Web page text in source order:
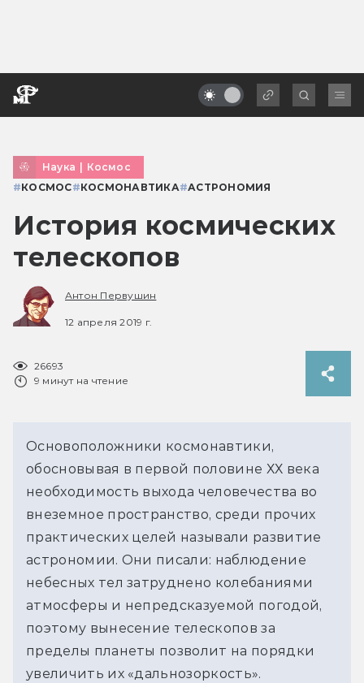
Наука | Космос
#КОСМОС#КОСМОНАВТИКА#АСТРОНОМИЯ
История космических
телескопов
Антон Первушин
12 апреля 2019 г.
26693
9 минут на чтение
Основоположники космонавтики,
обосновывая в первой половине ХХ века
необходимость выхода человечества во
внеземное пространство, среди прочих
практических целей называли развитие
астрономии. Они писали: наблюдение
небесных тел затруднено колебаниями
атмосферы и непредсказуемой погодой,
поэтому вынесение телескопов за
пределы планеты позволит на порядки
увеличить их «дальнозоркость».